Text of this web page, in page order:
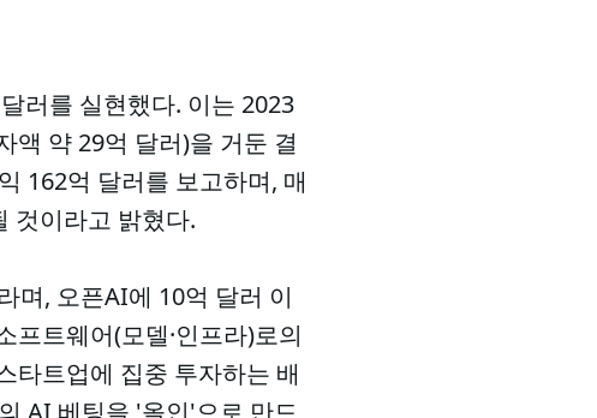
러를 실현했다. 이는 2023
액 약 29억 달러)을 거둔 결
162억 달러를 보고하며, 매
것이라고 밝혔다.
며, 오픈AI에 10억 달러 이
트웨어(모델·인프라)로의
타트업에 집중 투자하는 배
AI 베팅을 '올인'으로 만드